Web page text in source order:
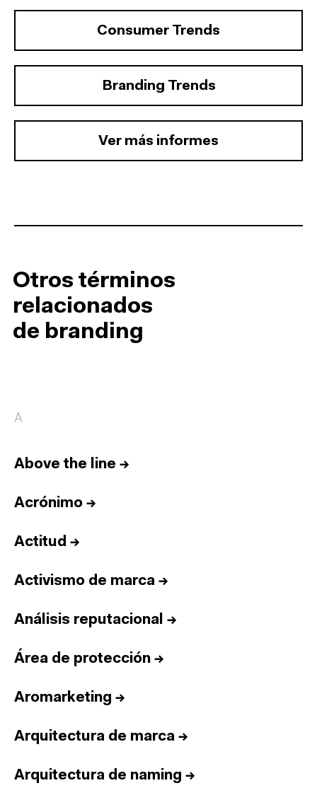
Consumer Trends
Branding Trends
Ver más informes
Otros términos
relacionados
de branding
A
Above the line →
Acrónimo →
Actitud →
Activismo de marca →
Análisis reputacional →
Área de protección →
Aromarketing →
Arquitectura de marca →
Arquitectura de naming →